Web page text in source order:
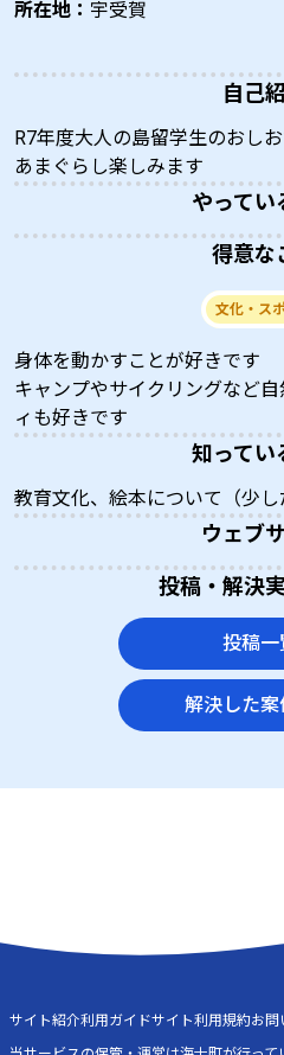
所在地： 宇受賀
自己
R7年度大人の島留学生のおしお
あまぐらし楽しみます
やってい
得意な
文化・ス
身体を動かすことが好きです
キャンプやサイクリングなど
ィも好きです
知ってい
教育文化、絵本について（少し
ウェブ
投稿・解決
投稿一
解決した案
サイト紹介利用ガイドサイト利用規約お問